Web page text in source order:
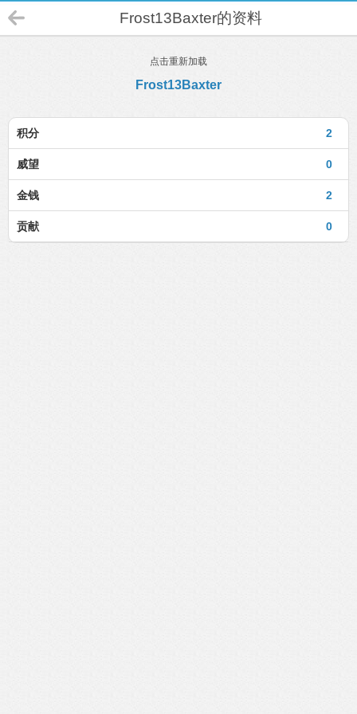
Frost13Baxter的资料
点击重新加载
Frost13Baxter
2
积分
0
威望
2
金钱
0
贡献